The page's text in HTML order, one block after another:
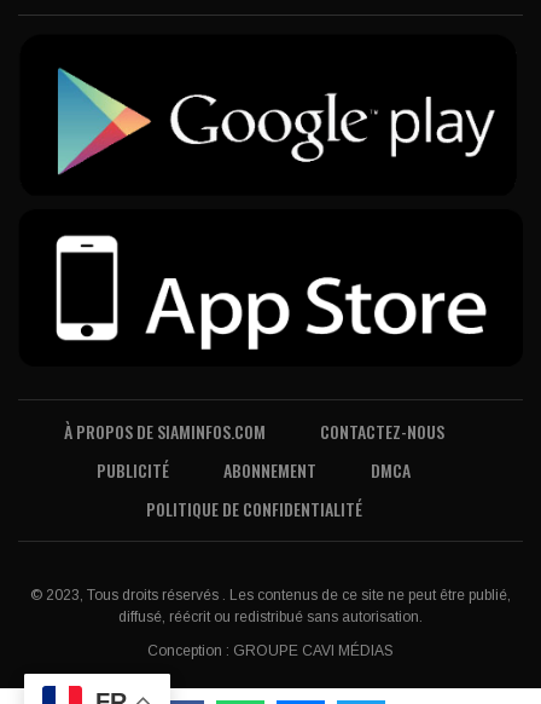
À PROPOS DE SIAMINFOS.COM
CONTACTEZ-NOUS
PUBLICITÉ
ABONNEMENT
DMCA
POLITIQUE DE CONFIDENTIALITÉ
© 2023, Tous droits réservés . Les contenus de ce site ne peut être publié,
diffusé, réécrit ou redistribué sans autorisation.
Conception : GROUPE CAVI MÉDIAS